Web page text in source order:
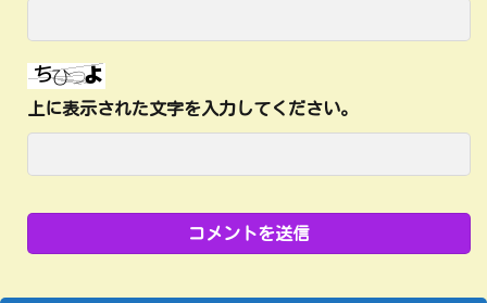
上に表示された文字を入力してください。